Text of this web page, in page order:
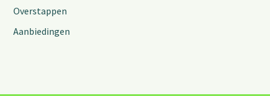
Overstappen
Aanbiedingen